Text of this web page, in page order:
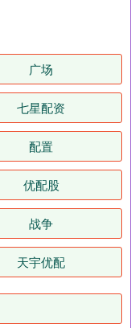
广场
七星配资
配置
优配股
战争
天宇优配